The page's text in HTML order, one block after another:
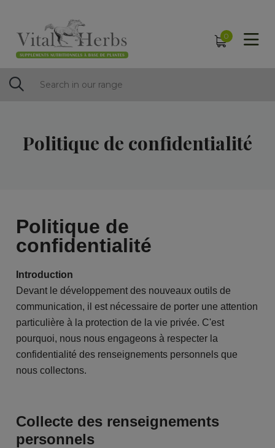
0
Politique de confidentialité
Politique de
confidentialité
Introduction
Devant le développement des nouveaux outils de
communication, il est nécessaire de porter une attention
particulière à la protection de la vie privée. C'est
pourquoi, nous nous engageons à respecter la
confidentialité des renseignements personnels que
nous collectons.
Collecte des renseignements
personnels